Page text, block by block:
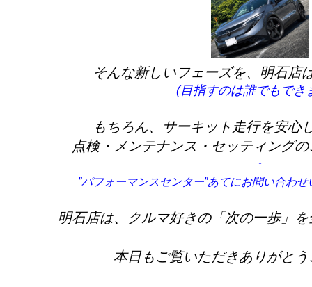
そんな新しいフェーズを、明石店
(目指すのは誰でもでき
もちろん、サーキット走行を安心
点検・メンテナンス・セッティング
↑
”パフォーマンスセンター”あてにお問い合わ
明石店は、クルマ好きの「次の一歩」
本日もご覧いただきありがと